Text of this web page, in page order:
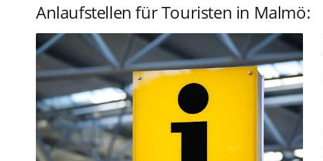
Anlaufstellen für Touristen in Malmö: